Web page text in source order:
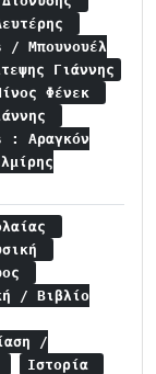
/ Μπουνουέλ
Γιάννης
Φένεκ
: Αραγκόν
/ Βιβλίο
/
Ιστορία